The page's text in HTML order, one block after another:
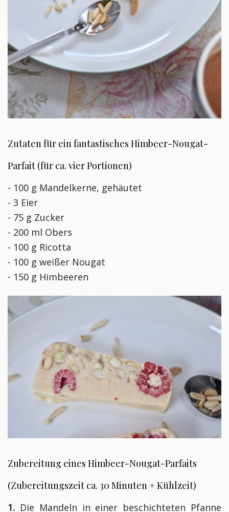
Zutaten für ein fantastisches Himbeer-Nougat-
Parfait (für ca. vier Portionen)
- 100 g Mandelkerne, gehäutet
- 3 Eier
- 75 g Zucker
- 200 ml Obers
- 100 g Ricotta
- 100 g weißer Nougat
- 150 g Himbeeren
Zubereitung eines Himbeer-Nougat-Parfaits
(Zubereitungszeit ca. 30 Minuten + Kühlzeit)
1. Die Mandeln in einer beschichteten Pfanne